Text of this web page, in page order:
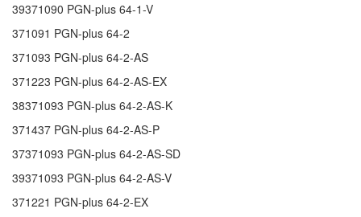
39371090 PGN-plus 64-1-V
371091 PGN-plus 64-2
371093 PGN-plus 64-2-AS
371223 PGN-plus 64-2-AS-EX
38371093 PGN-plus 64-2-AS-K
371437 PGN-plus 64-2-AS-P
37371093 PGN-plus 64-2-AS-SD
39371093 PGN-plus 64-2-AS-V
371221 PGN-plus 64-2-EX